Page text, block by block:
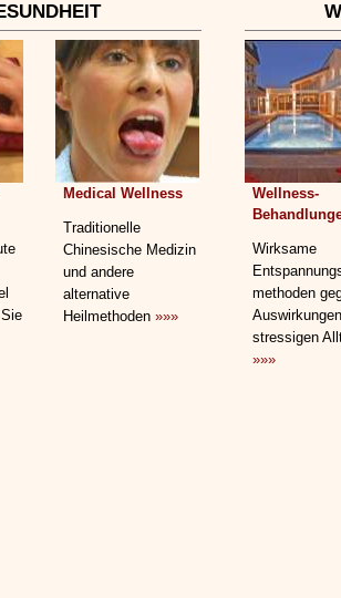
Medical Wellness
Traditionelle
Chinesische Medizin
und andere
alternative
Heilmethoden »»»
Wellness-
Wirksame
methoden
stressigen
»»»